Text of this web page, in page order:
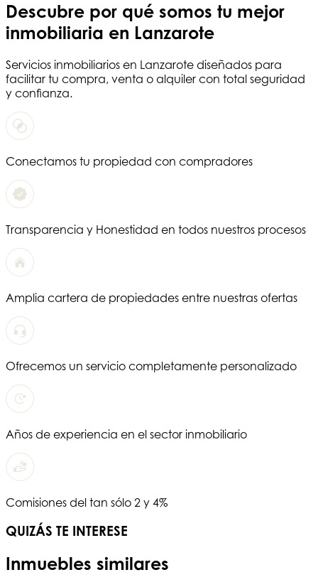
Descubre por qué somos tu mejor
inmobiliaria en Lanzarote
Servicios inmobiliarios en Lanzarote diseñados para
facilitar tu compra, venta o alquiler con total seguridad
y confianza.
Conectamos tu propiedad con compradores
Transparencia y Honestidad en todos nuestros procesos
Amplia cartera de propiedades entre nuestras ofertas
Ofrecemos un servicio completamente personalizado
Años de experiencia en el sector inmobiliario
Comisiones del tan sólo 2 y 4%
QUIZÁS TE INTERESE
Inmuebles similares